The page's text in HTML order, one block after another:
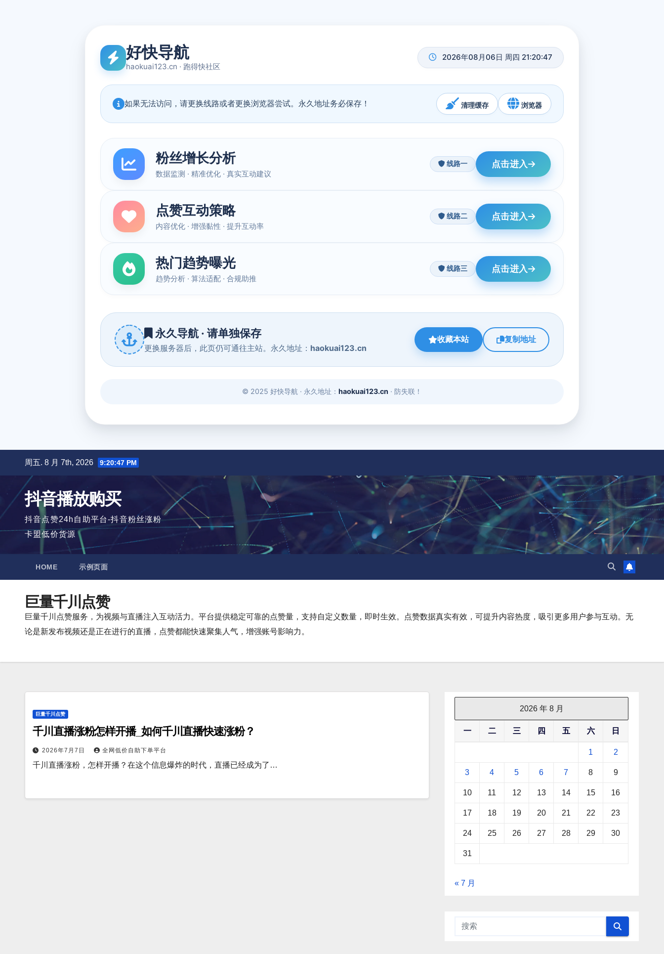
周五. 8 月 7th, 2026 9:20:49 PM
抖音播放购买
抖音点赞24h自助平台-抖音粉丝涨粉
卡盟低价货源
HOME 示例页面
巨量千川点赞
巨量千川点赞服务，为视频与直播注入互动活力。平台提供稳定可靠的点赞量，支持自定义数量，即时生效。点赞数据真实有效，可提升内容热度，吸引更多用户参与互动。无
论是新发布视频还是正在进行的直播，点赞都能快速聚集人气，增强账号影响力。
巨量千川点赞
千川直播涨粉怎样开播_如何千川直播快速涨粉？
2026年7月7日 全网低价自助下单平台
千川直播涨粉，怎样开播？在这个信息爆炸的时代，直播已经成为了…
2026 年 8 月
一 二 三 四 五 六 日
1 2
3 4 5 6 7 8 9
10 11 12 13 14 15 16
17 18 19 20 21 22 23
24 25 26 27 28 29 30
31
« 7 月